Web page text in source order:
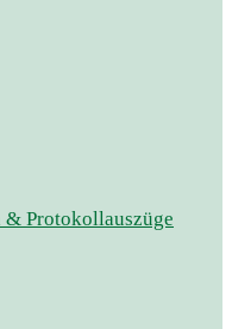
Protokollauszüge